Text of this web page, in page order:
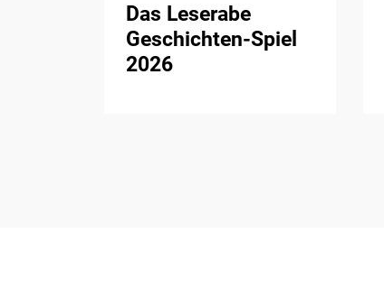
Das Leserabe
Geschichten-Spiel
2026